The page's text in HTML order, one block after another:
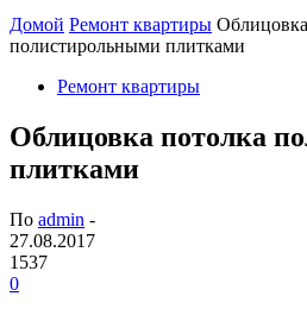
Домой Ремонт квартиры
полистирольными плитками
Ремонт квартиры
Облицовка потолка
плитками
По admin -
27.08.2017
1537
0